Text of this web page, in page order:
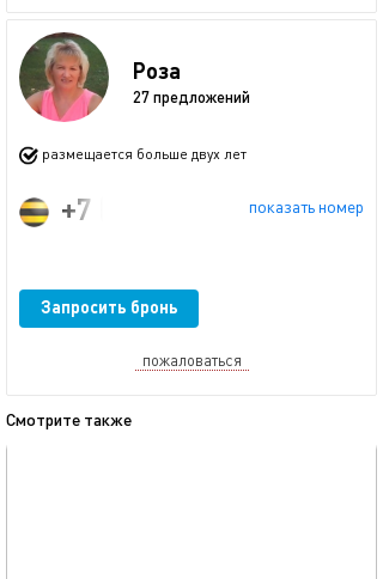
Роза
27 предложений
размещается больше двух лет
показать номер
+7 (964) 967-81-07
Запросить бронь
пожаловаться
Смотрите также